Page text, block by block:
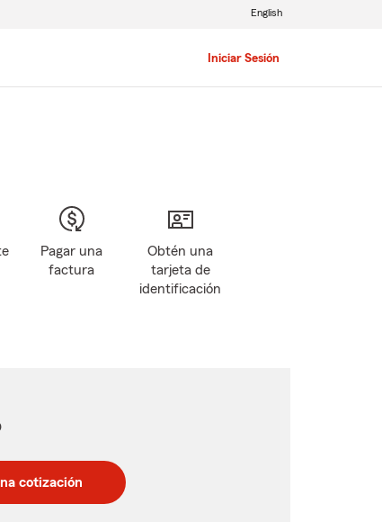
Iniciar Sesión
English
Pagar una
factura
Obtén una
tarjeta de
identificación
cotización